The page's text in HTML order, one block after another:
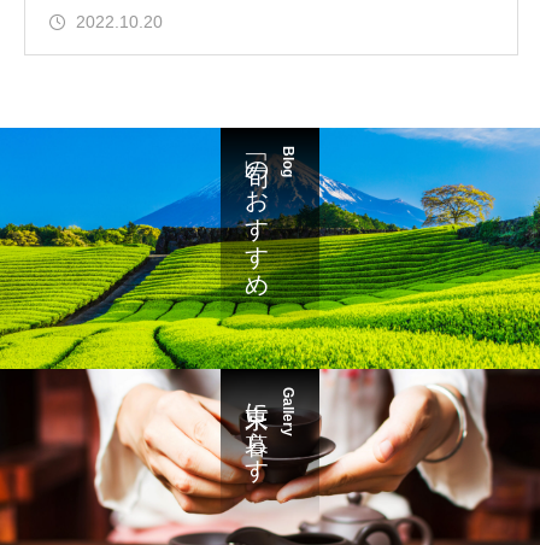
2022.10.20
Blog
「旬」のおすすめ
Gallery
東京に暮らす